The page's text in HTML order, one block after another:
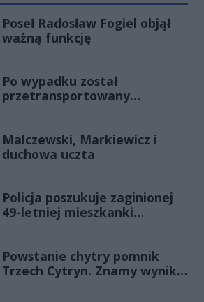
Poseł Radosław Fogiel objął
ważną funkcję
Po wypadku został
przetransportowany
Malczewski, Markiewicz i
duchowa uczta
Policja poszukuje zaginionej
49-letniej mieszkanki
Powstanie chytry pomnik
Trzech Cytryn. Znamy wyniki